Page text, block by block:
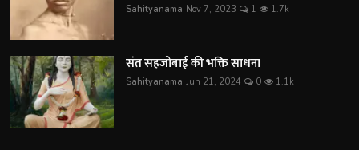
Sahityanama Nov 7, 2023 1 1.7k
संत सहजोबाई की भक्ति साधना
Sahityanama Jun 21, 2024 0 1.1k